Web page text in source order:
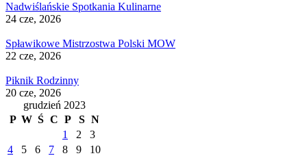
Nadwiślańskie Spotkania Kulinarne
24 cze, 2026
Spławikowe Mistrzostwa Polski MOW
22 cze, 2026
Piknik Rodzinny
20 cze, 2026
grudzień 2023
P W Ś C P S N
1
2
3
4
5 6 7 8 9
10